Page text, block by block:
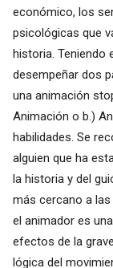
económico, los
psicológicas que
historia. Teniendo
desempeñar dos
una animación
Animación o b.)
habilidades. Se
alguien que ha
la historia y del
más cercano a
el animador es
efectos de la
lógica del